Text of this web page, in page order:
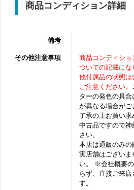
商品コンディション詳細
備考
その他注意事項
商品コンディシ
ついての記載に
他付属品の状態は
ご注意ください。
ターの発色の具
が異なる場合が
了承の上お買い
中古品ですので
さい。
本店は通販のみの
実店舗はございま
い。 ※会社概要
らず、直接ご来
す。